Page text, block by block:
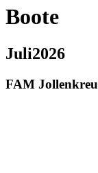
Boote
Juli2026
FAM